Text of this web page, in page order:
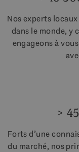
Nos experts
dans le monde, y
engageons à
>
Forts d’une
du marché, nos